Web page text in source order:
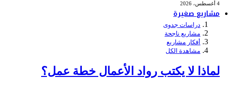
4 أغسطس، 2026
مشاريع صغيرة
دراسات جدوى
مشاريع ناجحة
أفكار مشاريع
مشاهدة الكل
لماذا لا يكتب رواد الأعمال خطة عمل؟